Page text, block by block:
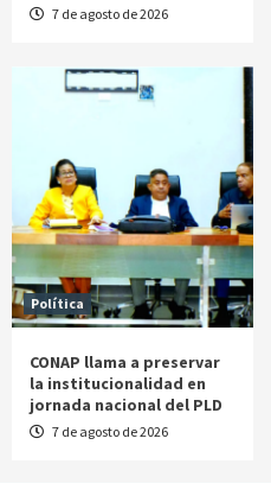
7 de agosto de 2026
Política
CONAP llama a preservar
la institucionalidad en
jornada nacional del PLD
7 de agosto de 2026